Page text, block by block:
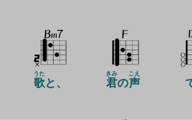
歌
うた
と、 君
きみ
の声
こえ